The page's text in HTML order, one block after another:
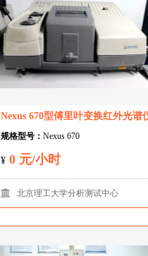
Nexus 670型傅里叶变换红外光谱
规格型号： Nexus 670
¥ 0 元/小时
北京理工大学分析测试中心